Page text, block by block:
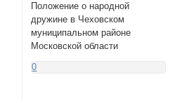
Положение о народной
дружине в Чеховском
муниципальном районе
Московской области
0